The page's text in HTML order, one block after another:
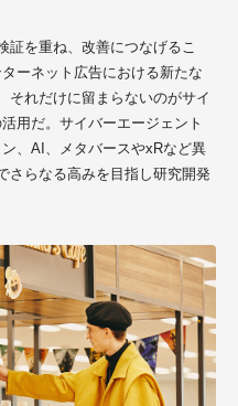
証を重ね、改善につなげるこ
ーネット広告における新たな
それだけに留まらないのがサイ
用だ。 サイバーエージェント
、AI、メタバースやxRなど異
さらなる高みを目指し研究開発